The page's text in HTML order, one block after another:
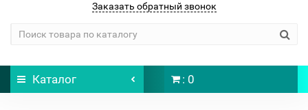
Заказать обратный звонок
Каталог : 0